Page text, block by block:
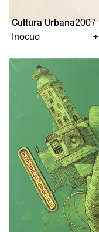
Cultura Urbana
Inocuo
2007
+